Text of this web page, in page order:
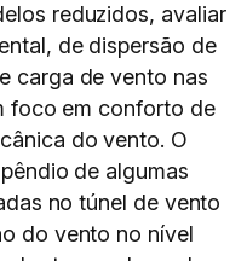
reduzidos, avaliar
de dispersão de
carga de vento nas
foco em conforto de
do vento. O
de algumas
no túnel de vento
do vento no nível